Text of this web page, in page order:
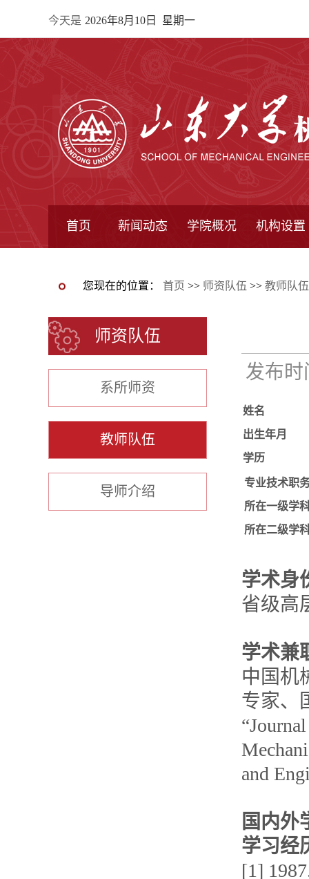
今天是 2026年8月10日 星期一
首页 新闻动态 学院概况 机构设置
您现在的位置： 首页 >> 师资队伍 >> 教师队伍
师资队伍
系所师资
教师队伍
导师介绍
发布
姓名
出生年月
学历
专业技术职
所在一级学
所在二级学
学术身
省级高
学术兼
中国机
专家、
and
国内外
学习经
[1]